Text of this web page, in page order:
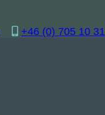
+46 (0) 705 10